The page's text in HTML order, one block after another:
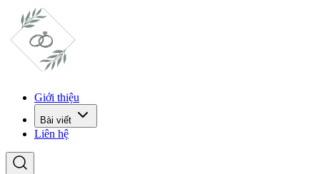
Giới thiệu
Bài viết
Liên hệ